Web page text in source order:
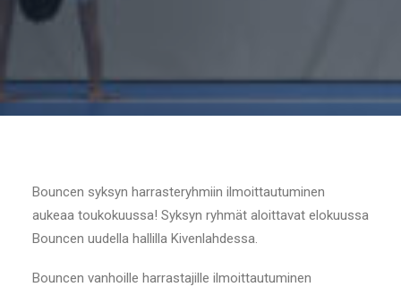
Bouncen syksyn harrasteryhmiin ilmoittautuminen
aukeaa toukokuussa! Syksyn ryhmät aloittavat elokuussa
Bouncen uudella hallilla Kivenlahdessa.
Bouncen vanhoille harrastajille ilmoittautuminen